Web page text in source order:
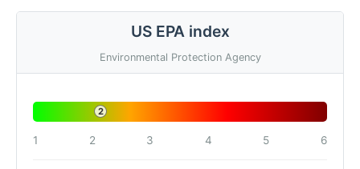
US EPA index
Environmental Protection Agency
2
1 2 3 4 5 6